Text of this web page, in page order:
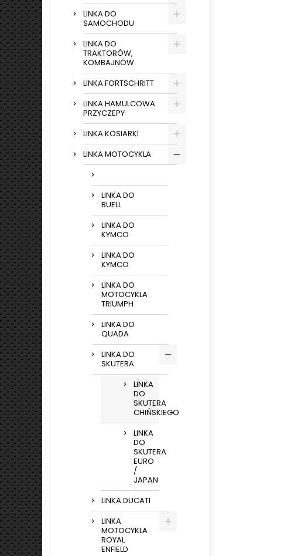
LINKA DO
SAMOCHODU
LINKA DO
TRAKTORÓW,
KOMBAJNÓW
LINKA FORTSCHRITT
LINKA HAMULCOWA
PRZYCZEPY
LINKA KOSIARKI
LINKA MOTOCYKLA
LINKA DO
BUELL
LINKA DO
KYMCO
LINKA DO
KYMCO
LINKA DO
MOTOCYKLA
TRIUMPH
LINKA DO
QUADA
LINKA DO
SKUTERA
LINKA
DO
SKUTERA
CHIŃSKIEGO
LINKA
DO
SKUTERA
EURO
/
JAPAN
LINKA DUCATI
LINKA
MOTOCYKLA
ROYAL
ENFIELD